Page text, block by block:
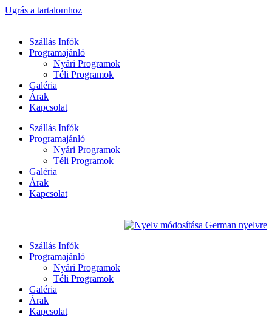
Ugrás a tartalomhoz
Szállás Infók
Programajánló
Nyári Programok
Téli Programok
Galéria
Árak
Kapcsolat
Szállás Infók
Programajánló
Nyári Programok
Téli Programok
Galéria
Árak
Kapcsolat
Szállás Infók
Programajánló
Nyári Programok
Téli Programok
Galéria
Árak
Kapcsolat